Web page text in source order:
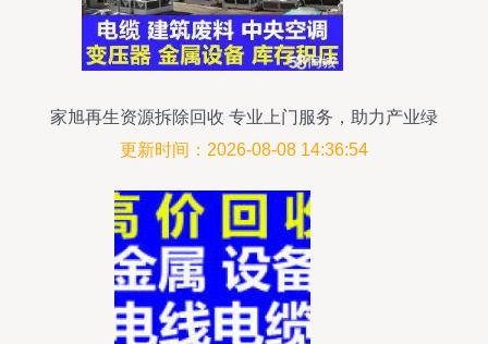
家旭再生资源拆除回收 专业上门服务，助力产业绿
色转型
更新时间：2026-08-08 14:36:54